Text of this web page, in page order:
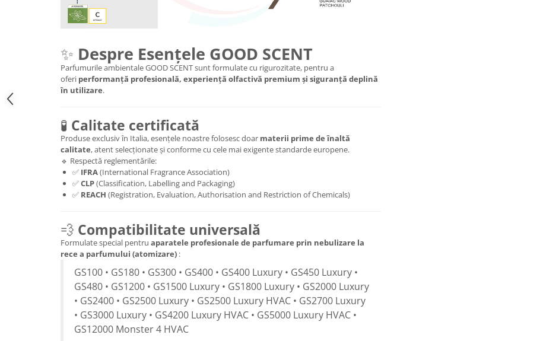
✨ Despre Esențele GOOD SCENT
Parfumurile ambientale GOOD SCENT sunt formulate cu rigurozitate, pentru a
oferi performanță profesională, experiență olfactivă premium și siguranță deplină
în utilizare.
🧪 Calitate certificată
Produse exclusiv în Italia, esențele noastre folosesc doar materii prime de înaltă
calitate, atent selecționate și conforme cu cele mai exigente standarde europene.
🔹 Respectă reglementările:
✅ IFRA(International Fragrance Association)
✅CLP(Classification, Labelling and Packaging)
✅ REACH (Registration, Evaluation, Authorisation and Restriction of Chemicals)
💨 Compatibilitate universală
Formulate special pentru aparatele profesionale de parfumare prin nebulizare la
rece a parfumului (atomizare) :
GS100 • GS180 • GS300 • GS400 • GS400 Luxury • GS450 Luxury •
GS480 • GS1200 • GS1500 Luxury • GS1800 Luxury • GS2000 Luxury
• GS2400 • GS2500 Luxury • GS2500 Luxury HVAC • GS2700 Luxury
• GS3000 Luxury • GS4200 Luxury HVAC • GS5000 Luxury HVAC •
GS12000 Monster 4 HVAC